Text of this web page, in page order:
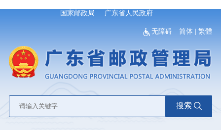
国家邮政局 广东省人民政府
无障碍 简体 |繁體
搜索